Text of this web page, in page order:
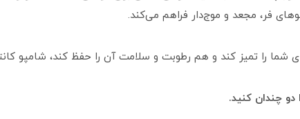
فر، مجعد و موج‌دار فراهم می‌کند.
را تمیز کند و هم رطوبت و سلامت آن را حفظ کند، شامپو
چندان کنید.